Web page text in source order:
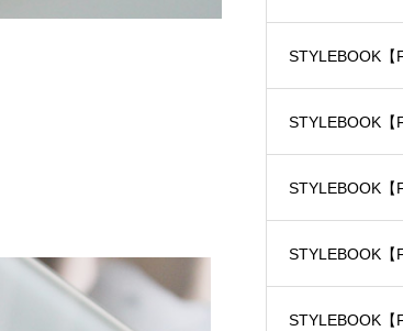
STYLEBOOK【
STYLEBOOK【
STYLEBOOK【
STYLEBOOK【
STYLEBOOK【